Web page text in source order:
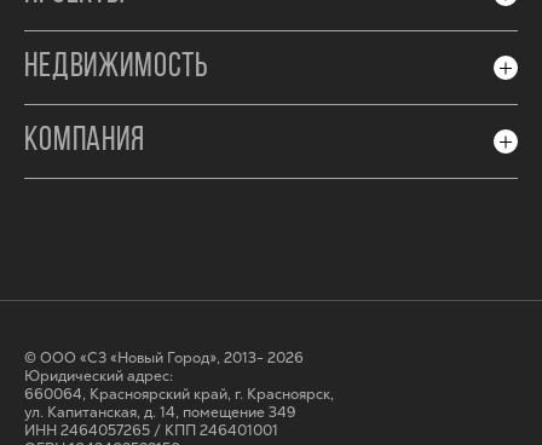
НЕДВИЖИМОСТЬ
КОМПАНИЯ
© ООО «СЗ «Новый Город», 2013- 2026
Юридический адрес:
660064, Красноярский край, г. Красноярск,
ул. Капитанская, д. 14, помещение 349
ИНН 2464057265 / КПП 246401001